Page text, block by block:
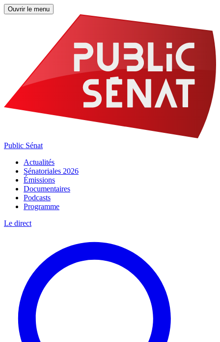
Ouvrir le menu
Public Sénat
Actualités
Sénatoriales 2026
Émissions
Documentaires
Podcasts
Programme
Le direct